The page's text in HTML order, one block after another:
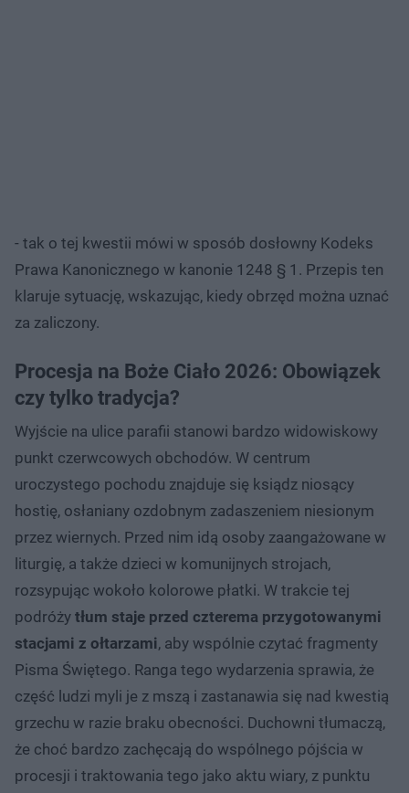
- tak o tej kwestii mówi w sposób dosłowny Kodeks
Prawa Kanonicznego w kanonie 1248 § 1. Przepis ten
klaruje sytuację, wskazując, kiedy obrzęd można uznać
za zaliczony.
Procesja na Boże Ciało 2026: Obowiązek
czy tylko tradycja?
Wyjście na ulice parafii stanowi bardzo widowiskowy
punkt czerwcowych obchodów. W centrum
uroczystego pochodu znajduje się ksiądz niosący
hostię, osłaniany ozdobnym zadaszeniem niesionym
przez wiernych. Przed nim idą osoby zaangażowane w
liturgię, a także dzieci w komunijnych strojach,
rozsypując wokoło kolorowe płatki. W trakcie tej
podróży tłum staje przed czterema przygotowanymi
stacjami z ołtarzami, aby wspólnie czytać fragmenty
Pisma Świętego. Ranga tego wydarzenia sprawia, że
część ludzi myli je z mszą i zastanawia się nad kwestią
grzechu w razie braku obecności. Duchowni tłumaczą,
że choć bardzo zachęcają do wspólnego pójścia w
procesji i traktowania tego jako aktu wiary, z punktu